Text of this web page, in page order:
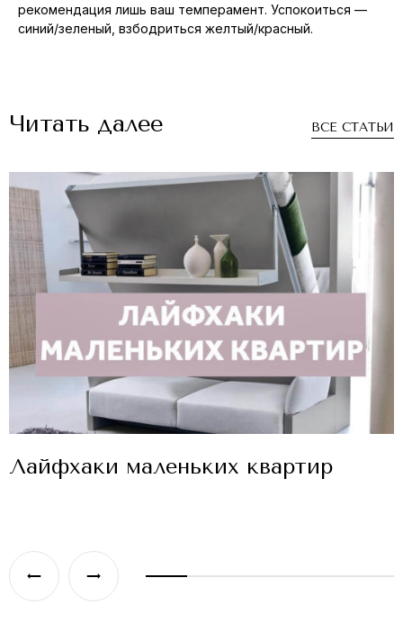
рекомендация лишь ваш темперамент. Успокоиться —
синий/зеленый, взбодриться желтый/красный.
Читать далее ВСЕ СТАТЬИ
Лайфхаки маленьких квартир
Курсы
Портфолио
Услуги и цены
Контакты
Статьи